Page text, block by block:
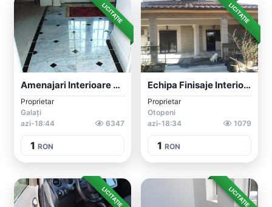
LICITAȚIE
Amenajari Interioare &exterioare Spatii...
Proprietar
Galați
azi-18:44
6347
1 RON
LICITAȚIE
Echipa Finisaje Interioare
Proprietar
Otopeni
azi-18:34
1079
1 RON
LICITAȚIE LICITAȚIE